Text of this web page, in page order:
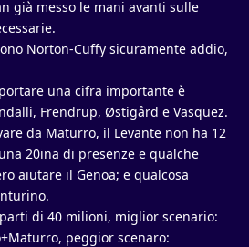
già messo le mani avanti sulle
Norton-Cuffy sicuramente addio,
una cifra importante è
Frendrup, Østigård e Vasquez.
da Maturro, il Levante non ha 12
20ina di presenze e qualche
aiutare il Genoa; e qualcosa
di 40 milioni, miglior scenario:
peggior scenaro: